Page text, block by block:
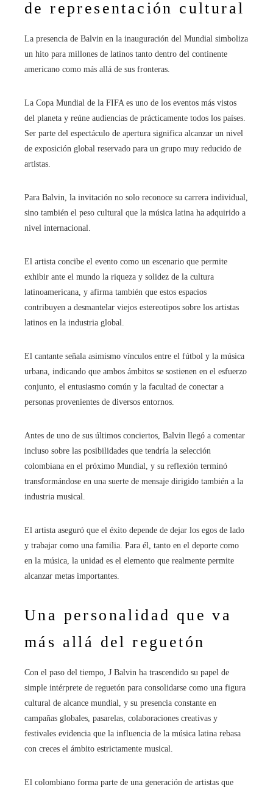
de representación cultural
La presencia de Balvin en la inauguración del Mundial simboliza
un hito para millones de latinos tanto dentro del continente
americano como más allá de sus fronteras.
La Copa Mundial de la FIFA es uno de los eventos más vistos
del planeta y reúne audiencias de prácticamente todos los países.
Ser parte del espectáculo de apertura significa alcanzar un nivel
de exposición global reservado para un grupo muy reducido de
artistas.
Para Balvin, la invitación no solo reconoce su carrera individual,
sino también el peso cultural que la música latina ha adquirido a
nivel internacional.
El artista concibe el evento como un escenario que permite
exhibir ante el mundo la riqueza y solidez de la cultura
latinoamericana, y afirma también que estos espacios
contribuyen a desmantelar viejos estereotipos sobre los artistas
latinos en la industria global.
El cantante señala asimismo vínculos entre el fútbol y la música
urbana, indicando que ambos ámbitos se sostienen en el esfuerzo
conjunto, el entusiasmo común y la facultad de conectar a
personas provenientes de diversos entornos.
Antes de uno de sus últimos conciertos, Balvin llegó a comentar
incluso sobre las posibilidades que tendría la selección
colombiana en el próximo Mundial, y su reflexión terminó
transformándose en una suerte de mensaje dirigido también a la
industria musical.
El artista aseguró que el éxito depende de dejar los egos de lado
y trabajar como una familia. Para él, tanto en el deporte como
en la música, la unidad es el elemento que realmente permite
alcanzar metas importantes.
Una personalidad que va
más allá del reguetón
Con el paso del tiempo, J Balvin ha trascendido su papel de
simple intérprete de reguetón para consolidarse como una figura
cultural de alcance mundial, y su presencia constante en
campañas globales, pasarelas, colaboraciones creativas y
festivales evidencia que la influencia de la música latina rebasa
con creces el ámbito estrictamente musical.
El colombiano forma parte de una generación de artistas que